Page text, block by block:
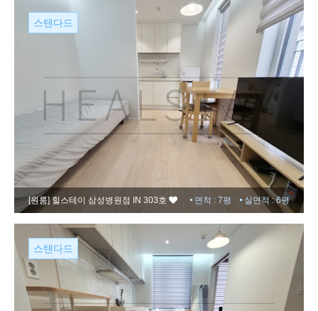
스탠다드
[원룸] 힐스테이 삼성병원점 IN 303호 면적 : 7평 실면적 : 6평
스탠다드